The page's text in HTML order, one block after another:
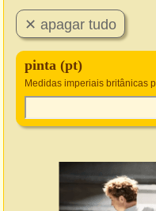
pinta (pt)
Medidas imperiais britânicas